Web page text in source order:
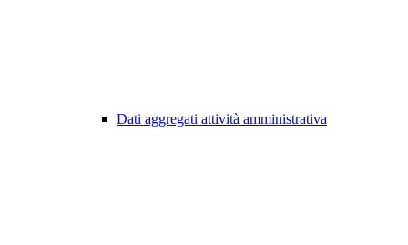
Dati aggregati attività amministrativa